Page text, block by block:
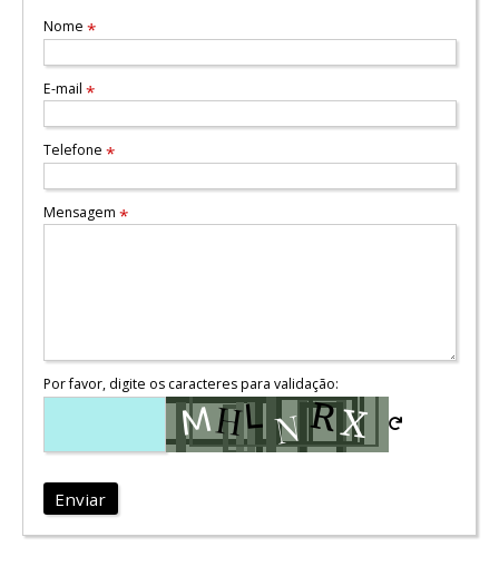
Nome *
E-mail *
Telefone *
Mensagem *
Por favor, digite os caracteres para validação:
Enviar